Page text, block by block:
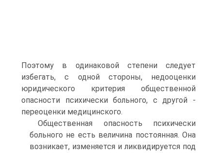
Поэтому в одинаковой степени следует
избегать, с одной стороны, недооценки
юридического критерия общественной
опасности психически больного, с другой -
переоценки медицинского.
Общественная опасность психически
больного не есть величина постоянная. Она
возникает, изменяется и ликвидируется под